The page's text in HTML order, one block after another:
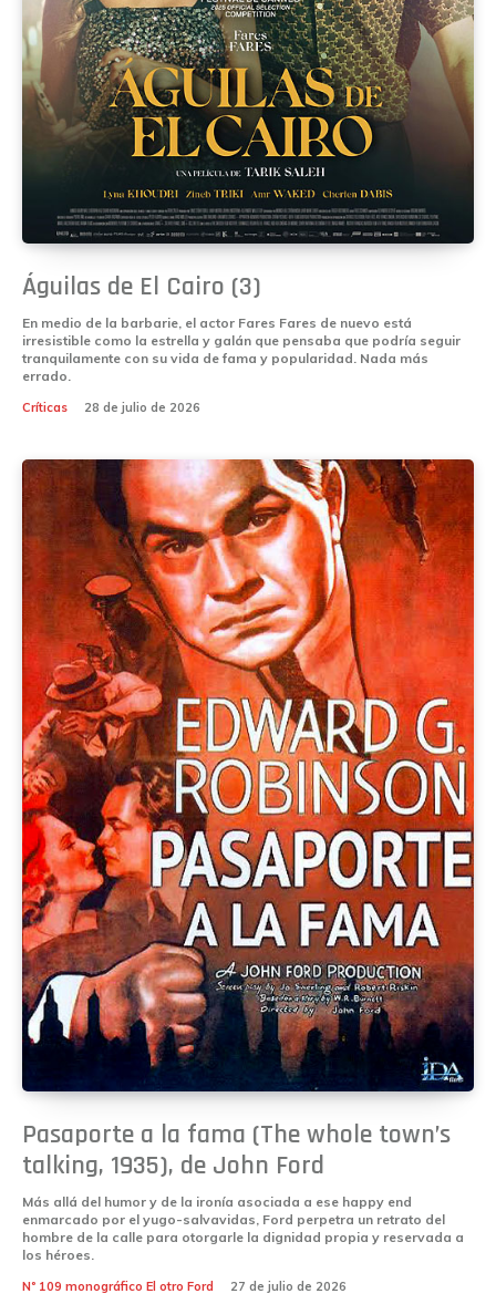
Águilas de El Cairo (3)
En medio de la barbarie, el actor Fares Fares de nuevo está
irresistible como la estrella y galán que pensaba que podría seguir
tranquilamente con su vida de fama y popularidad. Nada más
errado.
Críticas 28 de julio de 2026
Pasaporte a la fama (The whole town’s
talking, 1935), de John Ford
Más allá del humor y de la ironía asociada a ese happy end
enmarcado por el yugo-salvavidas, Ford perpetra un retrato del
hombre de la calle para otorgarle la dignidad propia y reservada a
los héroes.
Nº 109 monográfico El otro Ford 27 de julio de 2026